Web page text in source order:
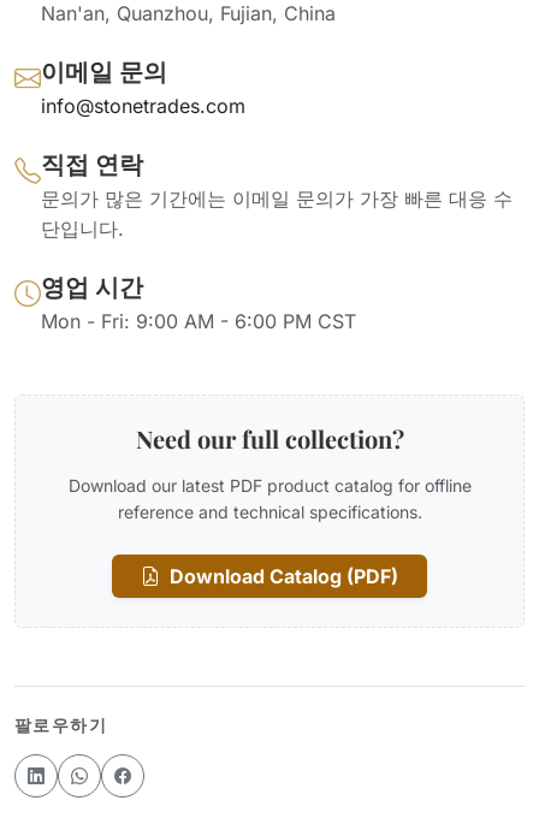
Nan'an, Quanzhou, Fujian, China
이메일 문의
info@stonetrades.com
직접 연락
문의가 많은 기간에는 이메일 문의가 가장 빠른 대응 수
단입니다.
영업 시간
Mon - Fri: 9:00 AM - 6:00 PM CST
Need our full collection?
Download our latest PDF product catalog for offline
reference and technical specifications.
Download Catalog (PDF)
팔로우하기